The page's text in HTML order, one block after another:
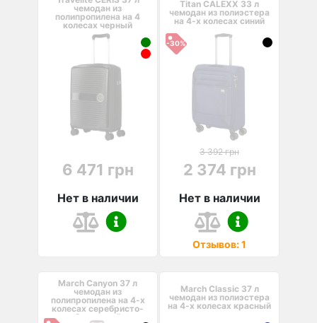
чемодан из
полипропилена на 4
колесах черный
6 471 грн
Нет в наличии
Titan CALEXX 33 л
чемодан из полиэстера
на 4-х колесах синий
-30%
3 392 грн
2 374 грн
Нет в наличии
Отзывов: 1
March Canyon 37 л
чемодан из
полипропилена на 4-х
колесах серебристо-
бронзовый
March Classic 37 л
чемодан из полиэстера
на 4-х колесах красный